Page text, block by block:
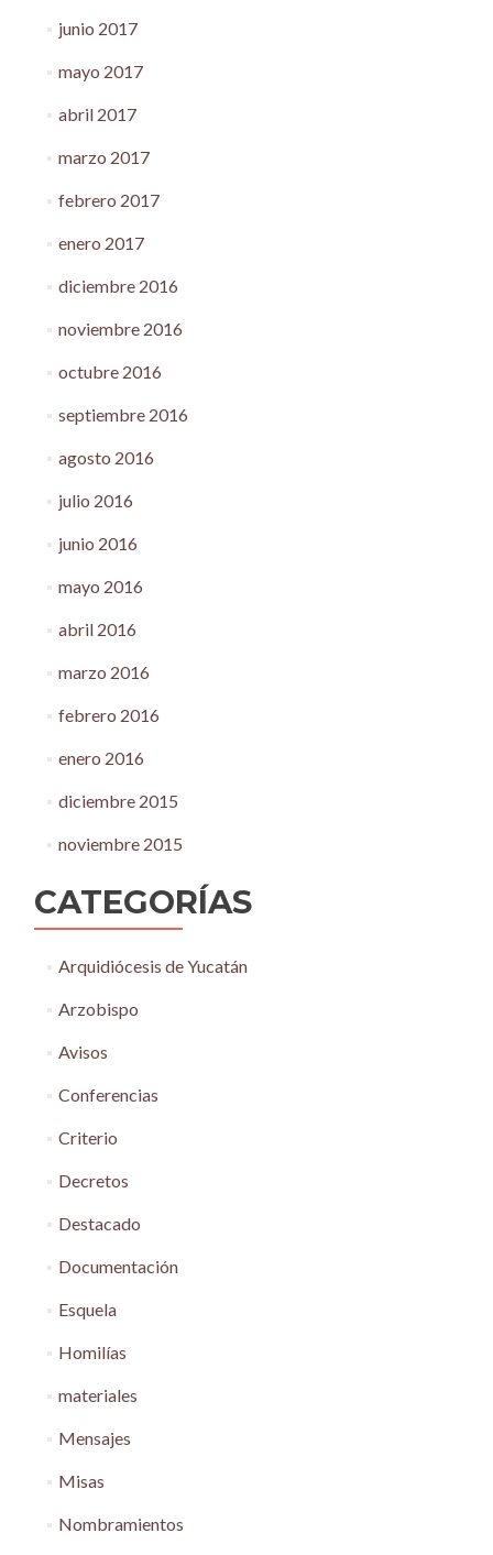
junio 2017
mayo 2017
abril 2017
marzo 2017
febrero 2017
enero 2017
diciembre 2016
noviembre 2016
octubre 2016
septiembre 2016
agosto 2016
julio 2016
junio 2016
mayo 2016
abril 2016
marzo 2016
febrero 2016
enero 2016
diciembre 2015
noviembre 2015
CATEGORÍAS
Arquidiócesis de Yucatán
Arzobispo
Avisos
Conferencias
Criterio
Decretos
Destacado
Documentación
Esquela
Homilías
materiales
Mensajes
Misas
Nombramientos